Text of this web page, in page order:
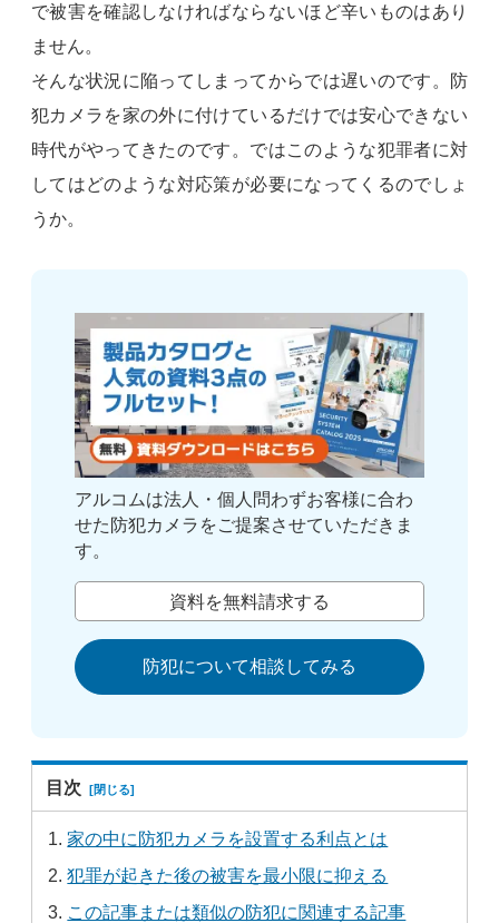
で被害を確認しなければならないほど辛いものはあり
ません。
そんな状況に陥ってしまってからでは遅いのです。防
犯カメラを家の外に付けているだけでは安心できない
時代がやってきたのです。ではこのような犯罪者に対
してはどのような対応策が必要になってくるのでしょ
うか。
アルコムは法人・個人問わずお客様に合わ
せた防犯カメラをご提案させていただきま
す。
資料を無料請求する
防犯について相談してみる
目次
家の中に防犯カメラを設置する利点とは
犯罪が起きた後の被害を最小限に抑える
この記事または類似の防犯に関連する記事